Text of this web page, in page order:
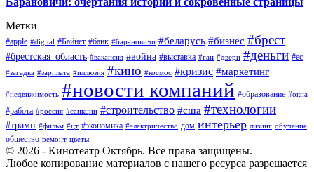
Метки
#apple #digital #Байнет #банк #барановичи #беларусь #бизнес #брест
#брестская_область #вакансия #война #выставка #гаи #двери #деньги #ес
#загадка #зарплата #иллюзия #кино #космос #кризис #маркетинг
#недвижимость #новости компаний #образование #окна
#работа #россия #санкции #строительство #сша #технологии
#трамп #фильм #цт #экономика #электричество дом интерьер лизинг обучение
общество ремонт цветы
© 2026 - Кинотеатр Октябрь. Все права защищены.
Любое копирование материалов с нашего ресурса разрешается